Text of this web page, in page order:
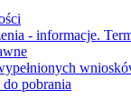
- informacje.
pobrania